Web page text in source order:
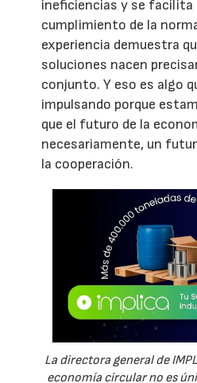
ineficiencias y se facilita
cumplimiento de la
experiencia demuestra
soluciones nacen
conjunto. Y eso es algo
impulsando porque
que el futuro de la
necesariamente, un
la cooperación.
La directora general de
economía circular no es